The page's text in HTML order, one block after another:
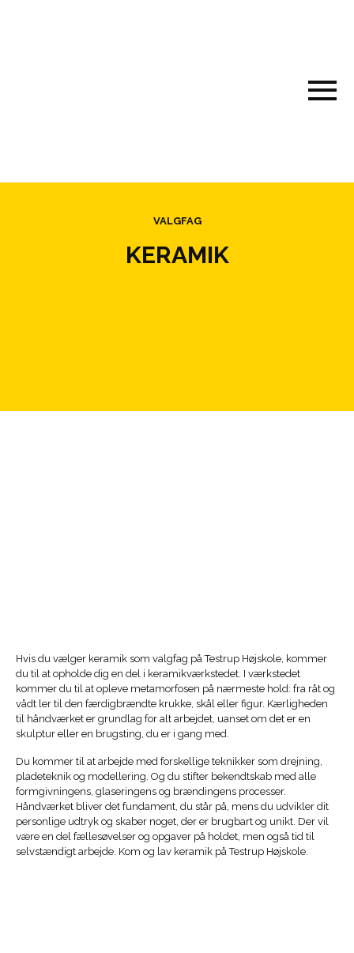
VALGFAG
KERAMIK
Hvis du vælger keramik som valgfag på Testrup Højskole, kommer
du til at opholde dig en del i keramikværkstedet. I værkstedet
kommer du til at opleve metamorfosen på nærmeste hold: fra råt og
vådt ler til den færdigbrændte krukke, skål eller figur. Kærligheden
til håndværket er grundlag for alt arbejdet, uanset om det er en
skulptur eller en brugsting, du er i gang med.
Du kommer til at arbejde med forskellige teknikker som drejning,
pladeteknik og modellering. Og du stifter bekendtskab med alle
formgivningens, glaseringens og brændingens processer.
Håndværket bliver det fundament, du står på, mens du udvikler dit
personlige udtryk og skaber noget, der er brugbart og unikt. Der vil
være en del fællesøvelser og opgaver på holdet, men også tid til
selvstændigt arbejde. Kom og lav keramik på Testrup Højskole.